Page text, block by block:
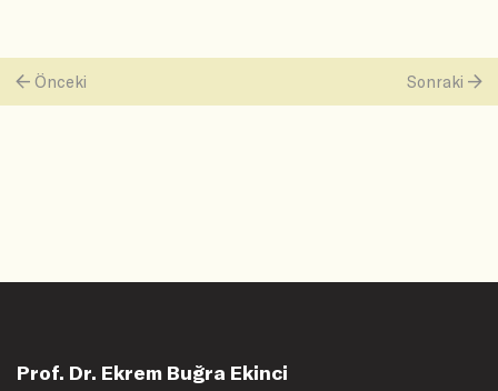
Önceki Sonraki
Prof. Dr. Ekrem Buğra Ekinci